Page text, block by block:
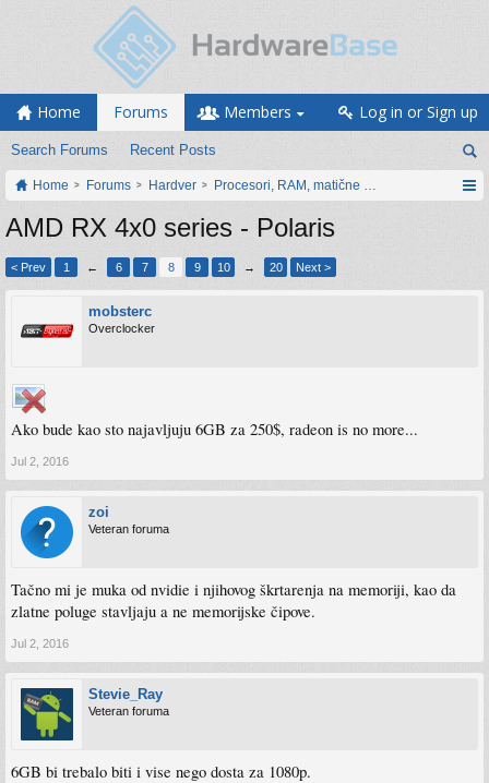
Home Forums
Search Forums Recent Posts
Members Log in or Sign up
Home Forums Hardver Procesori, RAM, matične ploče i grafičke
AMD RX 4x0 series - Polaris
< Prev 1 ← 6 7 8 9 10 → 20 Next >
mobsterc
Overclocker
Ako bude kao sto najavljuju 6GB za 250$, radeon is no more...
Jul 2, 2016
zoi
Veteran foruma
Tačno mi je muka od nvidie i njihovog škrtarenja na memoriji, kao da
zlatne poluge stavljaju a ne memorijske čipove.
Jul 2, 2016
Stevie_Ray
Veteran foruma
6GB bi trebalo biti i vise nego dosta za 1080p.